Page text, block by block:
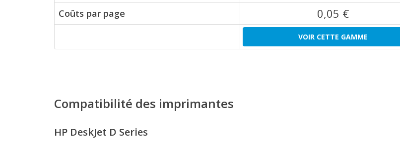
Coûts par page 0,05 €
VOIR CETTE GAMME
Compatibilité des imprimantes
HP DeskJet D Series